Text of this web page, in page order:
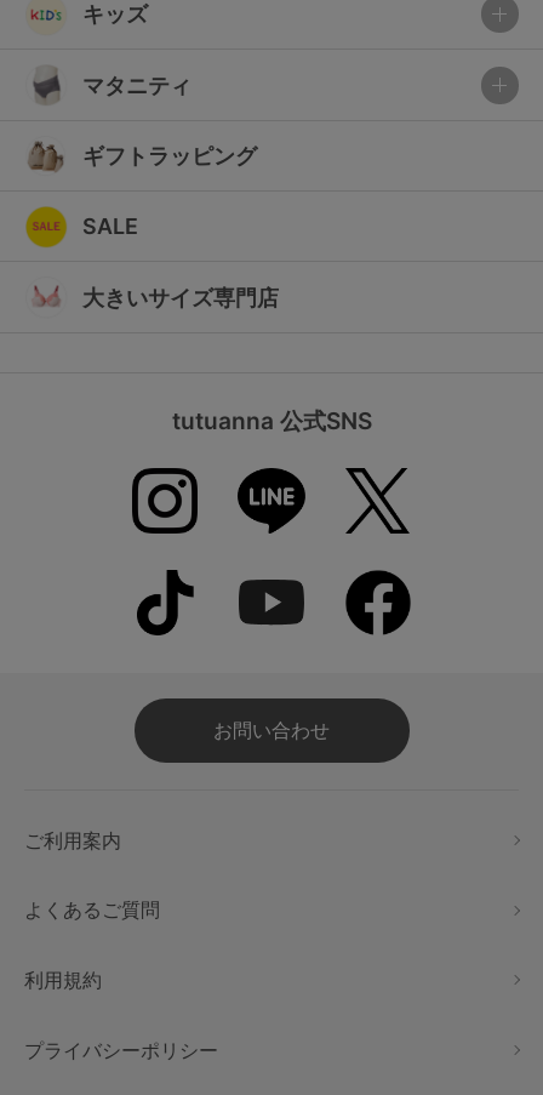
キッズ
マタニティ
ギフトラッピング
SALE
大きいサイズ専門店
tutuanna 公式SNS
お問い合わせ
ご利用案内
よくあるご質問
利用規約
プライバシーポリシー